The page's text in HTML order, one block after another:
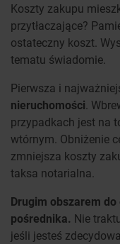
Koszty zakupu
przytłaczające?
ostateczny koszt.
tematu świadomie.
Pierwsza i
nieruchomości.
przypadkach jest na
wtórnym. Obniżenie
zmniejsza koszty
taksa notarialna.
Drugim obszarem
pośrednika. Nie
jeśli jesteś